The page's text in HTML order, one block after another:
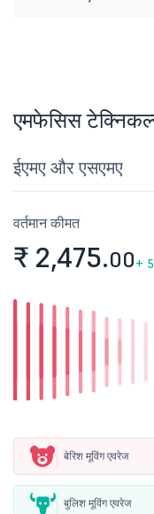
एमफेसिस
ईएमए और एसएमए
वर्तमान कीमत
₹ 2,475.00+
बेरिश मूविंग एवरेज
बुलिश मूविंग एवरेज